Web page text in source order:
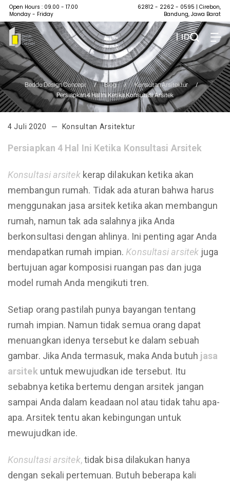
Open Hours : 09.00 - 17.00
Monday - Friday
62812 - 2262 - 0595 | Cirebon,
Bandung, Jawa Barat
| ID
Beddo Design Concept / Blog / Konsultan Arsitektur
/
Persiapkan 4 Hal Ini Ketika Konsultasi Arsitek
4 Juli 2020 Konsultan Arsitektur
Persiapkan 4 Hal Ini Ketika Konsultasi Arsitek
Konsultasi arsitek kerap dilakukan ketika akan
membangun rumah. Tidak ada aturan bahwa harus
menggunakan jasa arsitek ketika akan membangun
rumah, namun tak ada salahnya jika Anda
berkonsultasi dengan ahlinya. Ini penting agar Anda
mendapatkan rumah impian. Konsultasi arsitekjuga
bertujuan agar komposisi ruangan pas dan juga
model rumah Anda mengikuti tren.
Setiap orang pastilah punya bayangan tentang
rumah impian. Namun tidak semua orang dapat
menuangkan idenya tersebut ke dalam sebuah
gambar. Jika Anda termasuk, maka Anda butuh jasa
arsitek untuk mewujudkan ide tersebut. Itu
sebabnya ketika bertemu dengan arsitek jangan
sampai Anda dalam keadaan nol atau tidak tahu apa-
apa. Arsitek tentu akan kebingungan untuk
mewujudkan ide.
Konsultasi arsitek,tidak bisa dilakukan hanya
dengan sekali pertemuan. Butuh beberapa kali